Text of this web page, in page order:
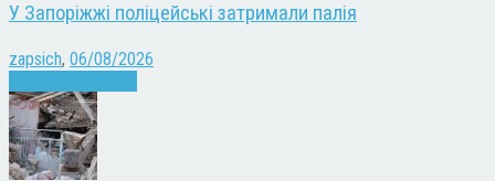
У Запоріжжі поліцейські затримали палія
zapsich, 06/08/2026